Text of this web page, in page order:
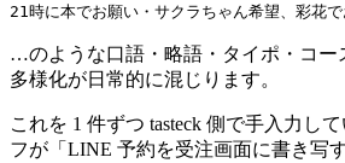
…のような口語・略語・タイポ・コー
多様化が日常的に混じります。
これを 1 件ずつ tasteck 側で手入力し
フが「LINE 予約を受注画面に書き写